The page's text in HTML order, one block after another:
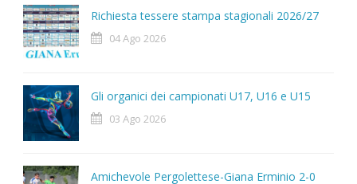
Richiesta tessere stampa stagionali 2026/27
04 Ago 2026
Gli organici dei campionati U17, U16 e U15
03 Ago 2026
Amichevole Pergolettese-Giana Erminio 2-0